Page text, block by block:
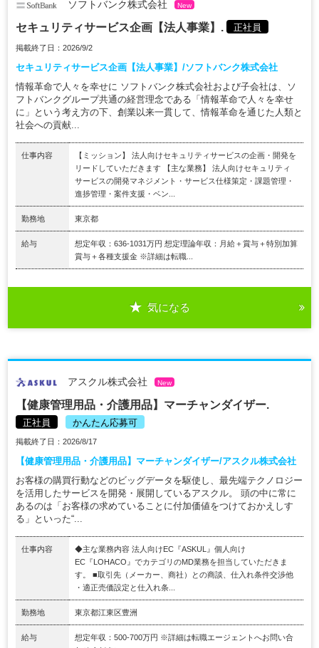
ソフトバンク株式会社 New
セキュリティサービス企画【法人事業】. 正社員
掲載終了日：2026/9/2
セキュリティサービス企画【法人事業】/ソフトバンク株式会社
情報革命で人々を幸せに ソフトバンク株式会社および子会社は、ソ
フトバンクグループ共通の経営理念である「情報革命で人々を幸せ
に」という考え方の下、創業以来一貫して、情報革命を通じた人類と
社会への貢献...
仕事内容
【ミッション】 法人向けセキュリティサービスの企画・開発を
リードしていただきます 【主な業務】 法人向けセキュリティ
サービスの開発マネジメント・サービス仕様策定・課題管理・
進捗管理・案件支援・ベン...
勤務地 東京都
給与
想定年収：636-1031万円 想定理論年収：月給＋賞与＋特別加算
賞与＋各種支援金 ※詳細は転職...
気になる
アスクル株式会社 New
【健康管理用品・介護用品】マーチャンダイザー.
正社員 かんたん応募可
掲載終了日：2026/8/17
【健康管理用品・介護用品】マーチャンダイザー/アスクル株式会社
お客様の購買行動などのビッグデータを駆使し、最先端テクノロジー
を活用したサービスを開発・展開しているアスクル。 頭の中に常に
あるのは「お客様の求めていることに付加価値をつけておかえしす
る」といった“...
仕事内容
◆主な業務内容 法人向けEC『ASKUL』個人向け
EC『LOHACO』でカテゴリのMD業務を担当していただきま
す。 ■取引先（メーカー、商社）との商談、仕入れ条件交渉他
・適正売価設定と仕入れ条...
勤務地 東京都江東区豊洲
給与
想定年収：500-700万円 ※詳細は転職エージェントへお問い合